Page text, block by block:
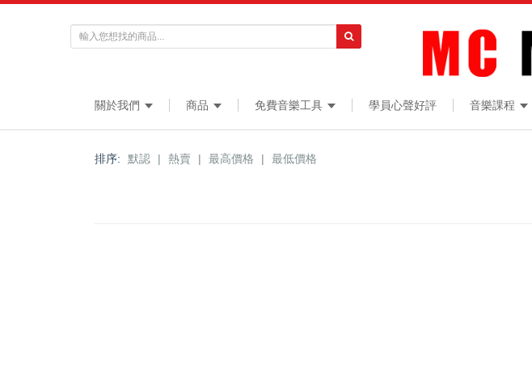
關於我們 商品 免費音樂工具 學員心聲好評 音樂課程
排序: 默認 | 熱賣 | 最高價格 | 最低價格